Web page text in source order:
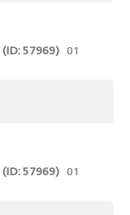
(ID: 57969)
01
(ID: 57969)
01